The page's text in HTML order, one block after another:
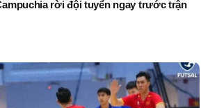
rời đội tuyển ngay trước trận